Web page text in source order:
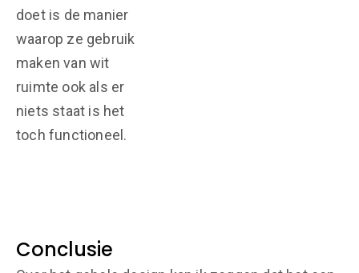
doet is de manier
waarop ze gebruik
maken van wit
ruimte ook als er
niets staat is het
toch functioneel.
Conclusie